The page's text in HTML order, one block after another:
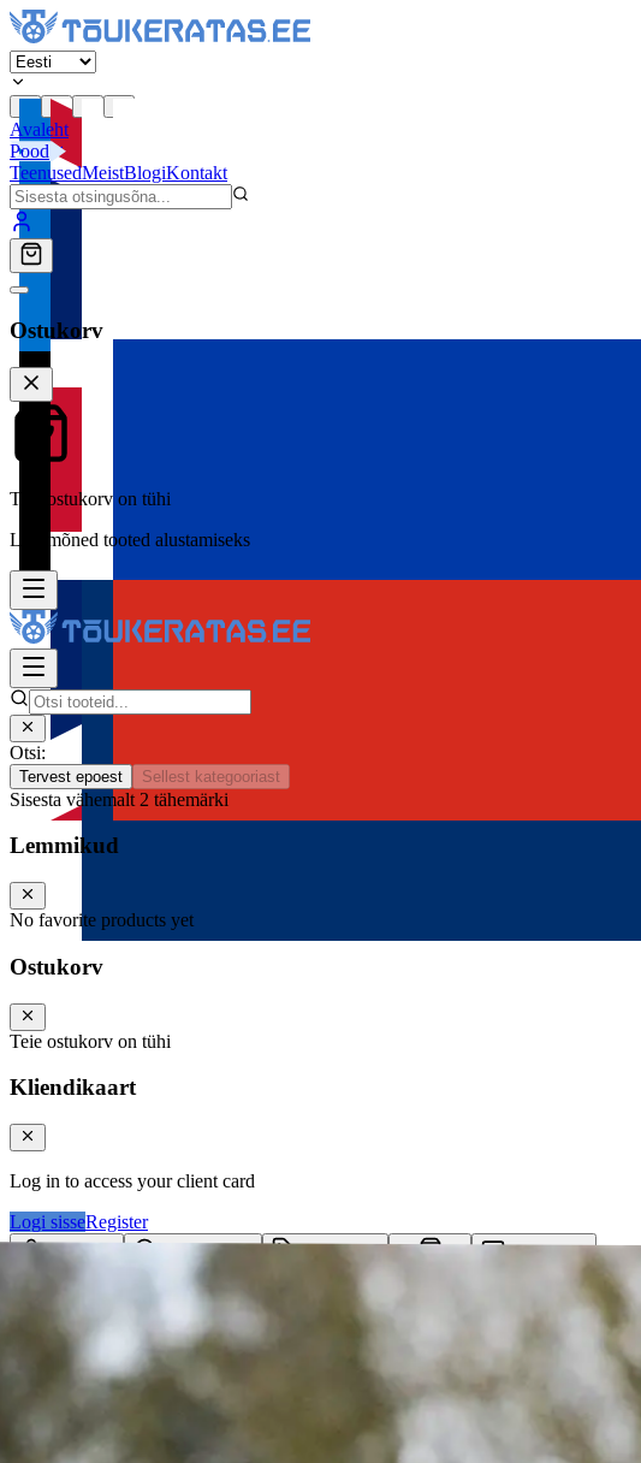
Avaleht
Pood
TeenusedMeistBlogiKontakt
Ostukorv
Teie ostukorv on tühi
Lisa mõned tooted alustamiseks
Otsi:
Tervest epoest Sellest kategooriast
Sisesta vähemalt 2 tähemärki
Lemmikud
No favorite products yet
Ostukorv
Teie ostukorv on tühi
Kliendikaart
Log in to access your client card
Logi sisseRegister
Logi sisse Otsi tooteid... Kliendikaart